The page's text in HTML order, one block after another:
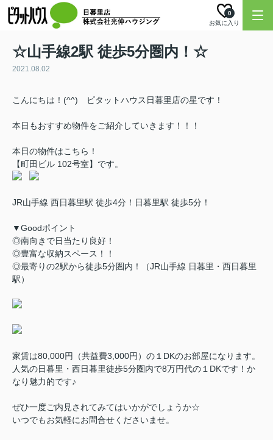
お気に入り
0
☆山手線2駅 徒歩5分圏内！☆
2021.08.02
こんにちは！(^^) ピタットハウス日暮里店の星です！
本日もおすすめ物件をご紹介していきます！！！
本日の物件はこちら！
【町田ビル 102号室】です。
JR山手線 西日暮里駅 徒歩4分！日暮里駅 徒歩5分！
▼Goodポイント
◎南向きで日当たり良好！
◎豊富な収納スペース！！
◎最寄りの2駅から徒歩5分圏内！（JR山手線 日暮里・西日暮里
駅）
家賃は80,000円（共益費3,000円）の１DKのお部屋になります。
人気の日暮里・西日暮里徒歩5分圏内で8万円代の１DKです！か
なり魅力的です♪
ぜひ一度ご内見されてみてはいかがでしょうか☆
いつでもお気軽にお問合せくださいませ。